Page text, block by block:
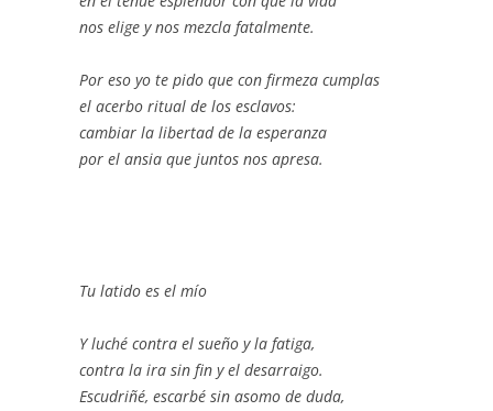
nos elige y nos mezcla fatalmente.
Por eso yo te pido que con firmeza cumplas
el acerbo ritual de los esclavos:
cambiar la libertad de la esperanza
por el ansia que juntos nos apresa.
Tu latido es el mío
Y luché contra el sueño y la fatiga,
contra la ira sin fin y el desarraigo.
Escudriñé, escarbé sin asomo de duda,